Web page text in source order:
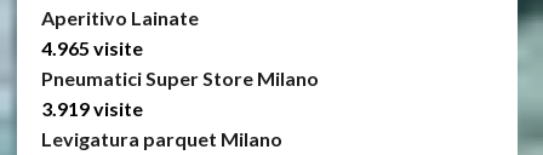
Aperitivo Lainate
4.965 visite
Pneumatici Super Store Milano
3.919 visite
Levigatura parquet Milano